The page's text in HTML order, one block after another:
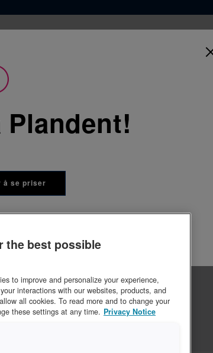
film
å se priser
the best possible
to improve and personalize your experience,
interactions with our websites, products, and
all cookies. To read more and to change your
these settings at any time. Privacy Notice